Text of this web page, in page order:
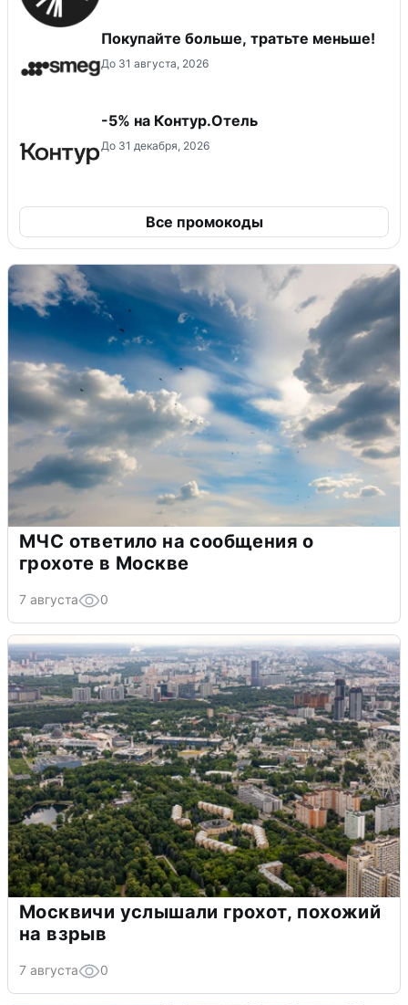
Покупайте больше, тратьте меньше!
До 31 августа, 2026
-5% на Контур.Отель
До 31 декабря, 2026
Все промокоды
МЧС ответило на сообщения о
грохоте в Москве
7 августа 0
Москвичи услышали грохот, похожий
на взрыв
7 августа 0